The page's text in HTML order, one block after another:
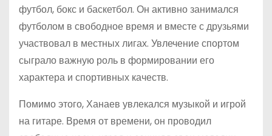
футбол, бокс и баскетбол. Он активно занимался
футболом в свободное время и вместе с друзьями
участвовал в местных лигах. Увлечение спортом
сыграло важную роль в формировании его
характера и спортивных качеств.
Помимо этого, Ханаев увлекался музыкой и игрой
на гитаре. Время от времени, он проводил